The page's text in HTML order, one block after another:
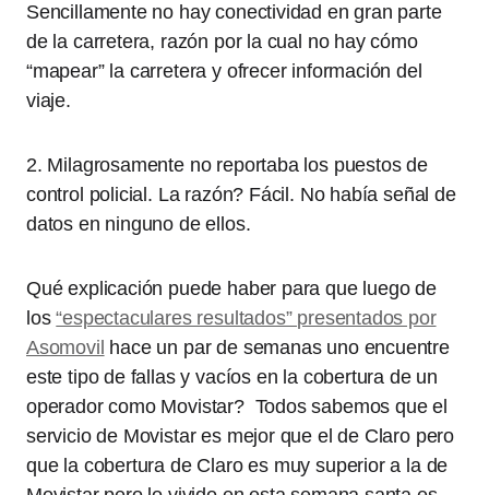
Sencillamente no hay conectividad en gran parte
de la carretera, razón por la cual no hay cómo
“mapear” la carretera y ofrecer información del
viaje.
2. Milagrosamente no reportaba los puestos de
control policial. La razón? Fácil. No había señal de
datos en ninguno de ellos.
Qué explicación puede haber para que luego de
los“espectaculares resultados” presentados por
Asomovil hace un par de semanas uno encuentre
este tipo de fallas y vacíos en la cobertura de un
operador como Movistar? Todos sabemos que el
servicio de Movistar es mejor que el de Claro pero
que la cobertura de Claro es muy superior a la de